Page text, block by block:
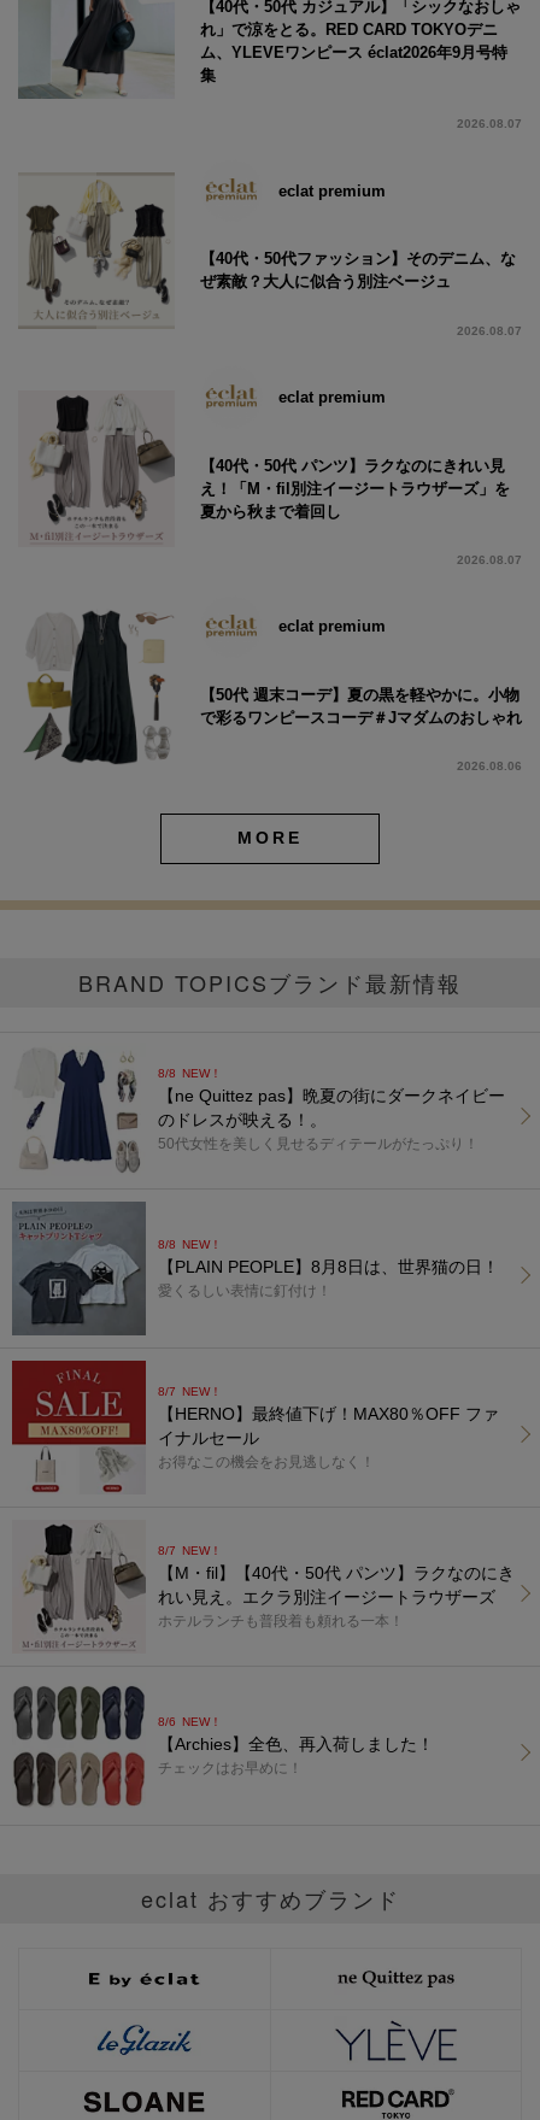
【40代・50代 カジュアル】「シックなおしゃ
れ」で涼をとる。RED CARD TOKYOデニ
ム、YLEVEワンピース éclat2026年9月号特
集
2026.08.07
eclat premium
【40代・50代ファッション】そのデニム、な
ぜ素敵？大人に似合う別注ベージュ
2026.08.07
eclat premium
【40代・50代 パンツ】ラクなのにきれい見
え！「M・fil別注イージートラウザーズ」を
夏から秋まで着回し
2026.08.07
eclat premium
【50代 週末コーデ】夏の黒を軽やかに。小物
で彩るワンピースコーデ＃Jマダムのおしゃれ
2026.08.06
MORE
BRAND TOPICSブランド最新情報
8/8 NEW！
【ne Quittez pas】晩夏の街にダークネイビー
のドレスが映える！。
50代女性を美しく見せるディテールがたっぷり！
8/8 NEW！
【PLAIN PEOPLE】8月8日は、世界猫の日！
愛くるしい表情に釘付け！
8/7 NEW！
【HERNO】最終値下げ！MAX80％OFF ファ
イナルセール
お得なこの機会をお見逃しなく！
8/7 NEW！
【M・fil】【40代・50代 パンツ】ラクなのにき
れい見え。エクラ別注イージートラウザーズ
ホテルランチも普段着も頼れる一本！
8/6 NEW！
【Archies】全色、再入荷しました！
チェックはお早めに！
eclat おすすめブランド